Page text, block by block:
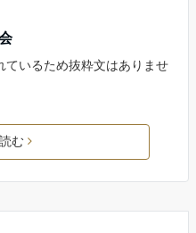
ているため抜粋文はありませ
む